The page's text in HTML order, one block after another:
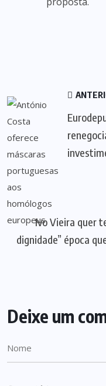
Ivo Vieira quer
dignidade” época
Deixe um